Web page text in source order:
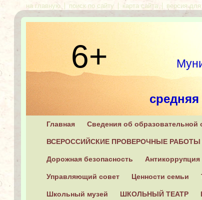
на главную поиск по сайту карта сайта версия
6+
Главная Сведения об образовательной
ВСЕРОССИЙСКИЕ ПРОВЕРОЧНЫЕ РАБОТЫ
Дорожная безопасность Антикоррупция
Управляющий совет Ценности семьи
Школьный музей ШКОЛЬНЫЙ ТЕАТР